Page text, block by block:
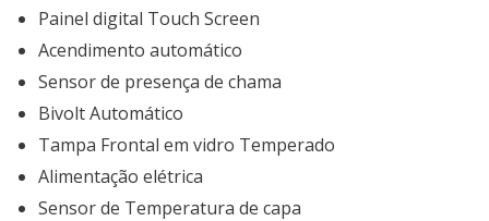
Painel digital Touch Screen
Acendimento automático
Sensor de presença de chama
Bivolt Automático
Tampa Frontal em vidro Temperado
Alimentação elétrica
Sensor de Temperatura de capa